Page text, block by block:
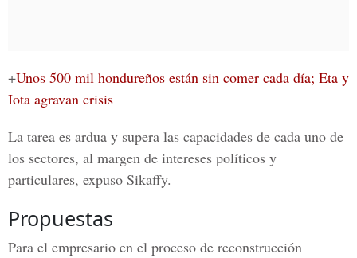
+Unos 500 mil hondureños están sin comer cada día; Eta y
Iota agravan crisis
La tarea es ardua y supera las capacidades de cada uno de
los sectores, al margen de intereses políticos y
particulares, expuso Sikaffy.
Propuestas
Para el empresario en el proceso de reconstrucción